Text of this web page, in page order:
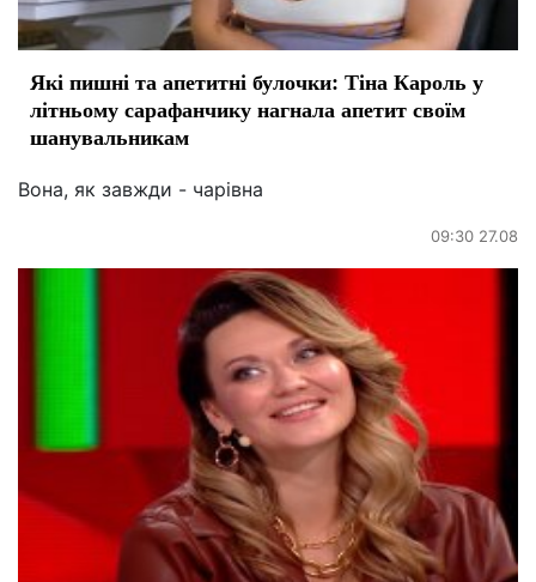
Які пишні та апетитні булочки: Тіна Кароль у
літньому сарафанчику нагнала апетит своїм
шанувальникам
Вона, як завжди - чарівна
09:30 27.08